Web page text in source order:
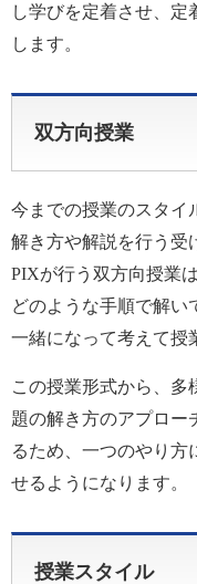
し学びを定着させ、
します。
双方向授業
今までの授業のスタイ
解き方や解説を行う受
PIXが行う双方向授業
どのような手順で解い
一緒になって考えて授
この授業形式から、多
題の解き方のアプロー
るため、一つのやり方
せるようになります。
授業スタイル